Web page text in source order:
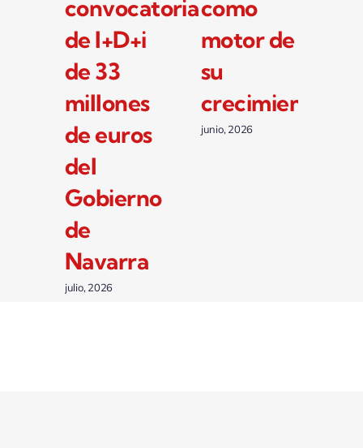
convocatoria
de I+D+i
de 33
millones
de euros
del
Gobierno
de
Navarra
julio, 2026
como
motor de
su
crecimiento
junio, 2026